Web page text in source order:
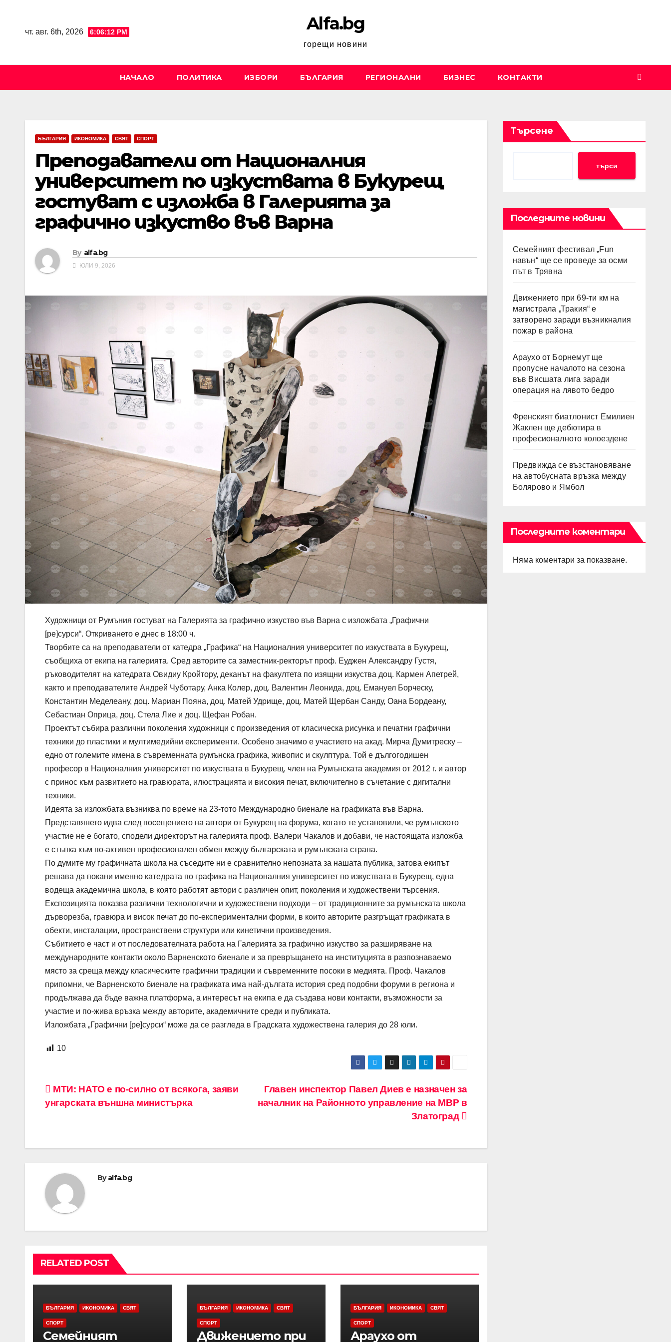
чт. авг. 6th, 2026 6:06:13 PM Alfa.bg
горещи новини
НАЧАЛО ПОЛИТИКА ИЗБОРИ БЪЛГАРИЯ РЕГИОНАЛНИ БИЗНЕС КОНТАКТИ
БЪЛГАРИЯ ИКОНОМИКА СВЯТ СПОРТ
Преподаватели от Националния
университет по изкуствата в Букурещ
гостуват с изложба в Галерията за
графично изкуство във Варна
By alfa.bg
ЮЛИ 9, 2026
Художници от Румъния гостуват на Галерията за графично изкуство във Варна с изложбата „Графични
[ре]сурси“. Откриването е днес в 18:00 ч.
Творбите са на преподаватели от катедра „Графика“ на Националния университет по изкуствата в Букурещ,
съобщиха от екипа на галерията. Сред авторите са заместник-ректорът проф. Еуджен Александру Густя,
ръководителят на катедрата Овидиу Кройтору, деканът на факултета по изящни изкуства доц. Кармен Апетрей,
както и преподавателите Андрей Чуботару, Анка Колер, доц. Валентин Леонида, доц. Емануел Борческу,
Константин Меделеану, доц. Мариан Пояна, доц. Матей Удрище, доц. Матей Щербан Санду, Оана Бордеану,
Себастиан Оприца, доц. Стела Лие и доц. Щефан Робан.
Проектът събира различни поколения художници с произведения от класическа рисунка и печатни графични
техники до пластики и мултимедийни експерименти. Особено значимо е участието на акад. Мирча Думитреску –
едно от големите имена в съвременната румънска графика, живопис и скулптура. Той е дългогодишен
професор в Националния университет по изкуствата в Букурещ, член на Румънската академия от 2012 г. и автор
с принос към развитието на гравюрата, илюстрацията и високия печат, включително в съчетание с дигитални
техники.
Идеята за изложбата възниква по време на 23-тото Международно биенале на графиката във Варна.
Представянето идва след посещението на автори от Букурещ на форума, когато те установили, че румънското
участие не е богато, сподели директорът на галерията проф. Валери Чакалов и добави, че настоящата изложба
е стъпка към по-активен професионален обмен между българската и румънската страна.
По думите му графичната школа на съседите ни е сравнително непозната за нашата публика, затова екипът
решава да покани именно катедрата по графика на Националния университет по изкуствата в Букурещ, една
водеща академична школа, в която работят автори с различен опит, поколения и художествени търсения.
Експозицията показва различни технологични и художествени подходи – от традиционните за румънската школа
дърворезба, гравюра и висок печат до по-експериментални форми, в които авторите разгръщат графиката в
обекти, инсталации, пространствени структури или кинетични произведения.
Събитието е част и от последователната работа на Галерията за графично изкуство за разширяване на
международните контакти около Варненското биенале и за превръщането на институцията в разпознаваемо
място за среща между класическите графични традиции и съвременните посоки в медията. Проф. Чакалов
припомни, че Варненското биенале на графиката има най-дългата история сред подобни форуми в региона и
продължава да бъде важна платформа, а интересът на екипа е да създава нови контакти, възможности за
участие и по-жива връзка между авторите, академичните среди и публиката.
Изложбата „Графични [ре]сурси“ може да се разгледа в Градската художествена галерия до 28 юли.
10
Навигация
Главен инспектор Павел Диев е назначен за
началник на Районното управление на МВР в
Златоград
МТИ: НАТО е по-силно от всякога, заяви
унгарската външна министърка
Byalfa.bg
RELATED POST
БЪЛГАРИЯ ИКОНОМИКА СВЯТ
СПОРТ
Семейният
БЪЛГАРИЯ ИКОНОМИКА СВЯТ
СПОРТ
Движението при
БЪЛГАРИЯ ИКОНОМИКА СВЯТ
СПОРТ
Араухо от
Търсене
търси
Последните новини
Семейният фестивал „Fun
навън“ ще се проведе за осми
път в Трявна
Движението при 69-ти км на
магистрала „Тракия“ е
затворено заради възникналия
пожар в района
Араухо от Борнемут ще
пропусне началото на сезона
във Висшата лига заради
операция на лявото бедро
Френският биатлонист Емилиен
Жаклен ще дебютира в
професионалното колоездене
Предвижда се възстановяване
на автобусната връзка между
Болярово и Ямбол
Последните коментари
Няма коментари за показване.